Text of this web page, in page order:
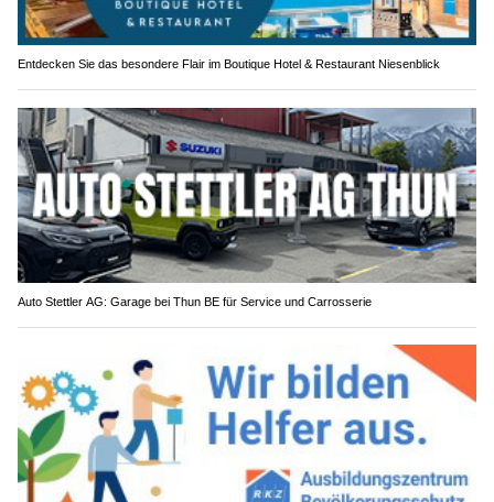
Entdecken Sie das besondere Flair im Boutique Hotel & Restaurant Niesenblick
Auto Stettler AG: Garage bei Thun BE für Service und Carrosserie